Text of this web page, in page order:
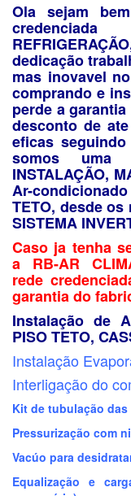
Ola sejam
credenciada
dedicação
mas inovavel
comprando e
perde a
desconto de
eficas
somos uma
INSTALAÇÃO,
Ar-
TETO, desde os
SISTEMA
Caso ja tenha
a RB-AR
rede
garantia do
Instalação de
PISO TETO,
Instalação
Interligação do
Kit de tubulação
Pressurização com
Vacúo para
Equalização e